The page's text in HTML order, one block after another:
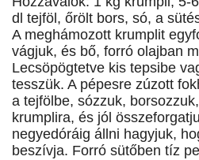
dl tejföl, őrölt bors, só, a
A meghámozott krumplit
vágjuk, és bő, forró olajban
Lecsöpögtetve kis tepsibe
tesszük. A pépesre zúzott
a tejfölbe, sózzuk,
krumplira, és jól
negyedóráig állni hagyjuk,
beszívja. Forró sütőben tíz